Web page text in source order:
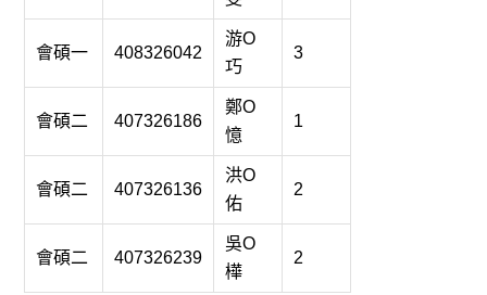
會碩一 408326042
游O
巧
3
會碩二 407326186
鄭O
憶
1
會碩二 407326136
洪O
佑
2
會碩二 407326239
吳O
樺
2